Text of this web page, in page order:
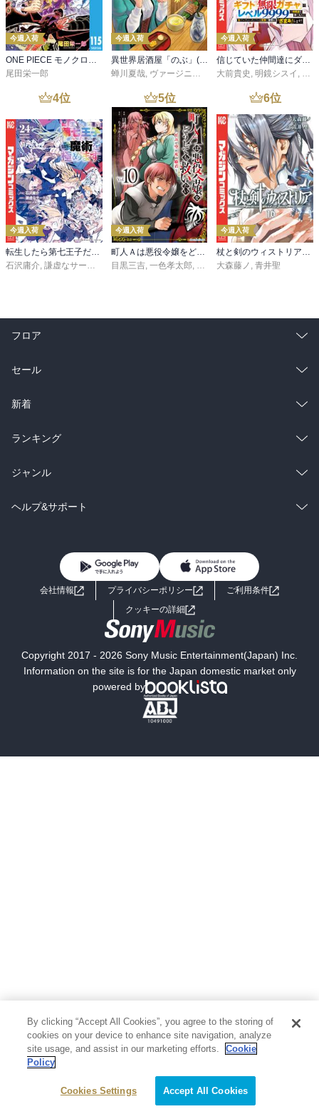
今週入荷
ONE PIECE モノクロ版 115
尾田栄一郎
今週入荷
異世界居酒屋「のぶ」(22)
蝉川夏哉, ヴァージニア二等兵 ,転
今週入荷
信じていた仲間達にダンジョン奥地で殺されかけたがギフト『無限ガチャ』でレベル９９９９の仲間達を手に入れて元パーティーメンバーと世界に復讐＆『ざまぁ！』します！（２３）
大前貴史 , 明鏡シスイ , ｔ
4位
今週入荷
転生したら第七王子だったので、気ままに魔術を極めます（２４）
石沢庸介, 謙虚なサークル メル。
5位
今週入荷
町人Ａは悪役令嬢をどうしても救いたい ～どぶと空と氷の姫君～１０【電子書店共通特典イラスト付】
目黒三吉, 一色孝太郎, Parum
6位
今週入荷
杖と剣のウィストリア（１６）
大森藤ノ , 青井聖
フロア
総合
ラノベ
雑誌・グラビア
BL・TL
セール
総合
ラノベ
雑誌・グラビア
BL・TL
新着
総合
ラノベ
雑誌・グラビア
ランキング
総合
ラノベ
ジャンル
コミック
ライトノベル 男子向けラノベ
小説
海外小説
ミステリー SF
文学
芸術・アート 映画・音楽・演劇
写真集 教養
医学・福祉
ヘルプ&サポート
よくあるご質問 お問い合わせ
会社情報 プライバシーポリシー
ご利用条件
クッキーの詳細
Copyright 2017 - 2026 Sony Music Entertainment(Japan) Inc.
Information on the site is for the Japan domestic market only
powered by
By clicking “Accept All Cookies”, you agree to the storing of
cookies on your device to enhance site navigation, analyze
site usage, and assist in our marketing efforts.
Cookie
Policy
Cookies Settings Accept All Cookies